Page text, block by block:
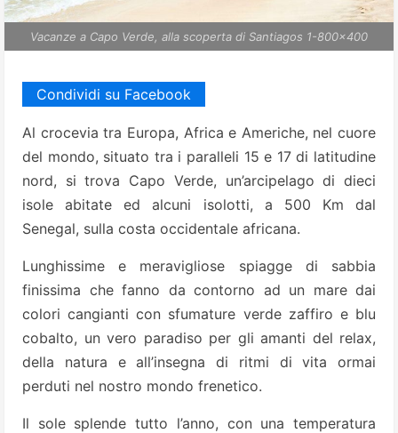
Vacanze a Capo Verde, alla scoperta di Santiagos 1-800x400
Condividi su Facebook
Al crocevia tra Europa, Africa e Americhe, nel cuore
del mondo, situato tra i paralleli 15 e 17 di latitudine
nord, si trova Capo Verde, un’arcipelago di dieci
isole abitate ed alcuni isolotti, a 500 Km dal
Senegal, sulla costa occidentale africana.
Lunghissime e meravigliose spiagge di sabbia
finissima che fanno da contorno ad un mare dai
colori cangianti con sfumature verde zaffiro e blu
cobalto, un vero paradiso per gli amanti del relax,
della natura e all’insegna di ritmi di vita ormai
perduti nel nostro mondo frenetico.
Il sole splende tutto l’anno, con una temperatura